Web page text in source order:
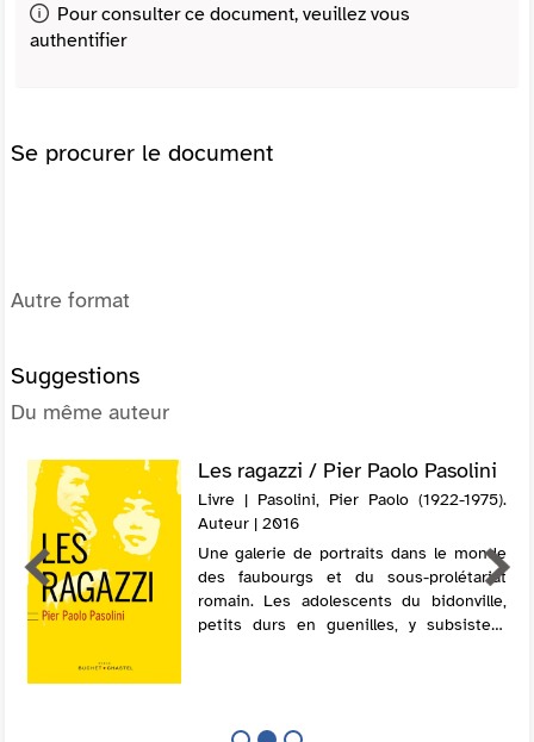
Pour consulter ce document, veuillez vous
authentifier
Se procurer le document
Autre format
Suggestions
Du même auteur
Les ragazzi / Pier Paolo Pasolini
Livre | Pasolini, Pier Paolo (1922-1975).
Auteur | 2016
Une galerie de portraits dans le monde
des faubourgs et du sous-prolétariat
romain. Les adolescents du bidonville,
petits durs en guenilles, y subsistent